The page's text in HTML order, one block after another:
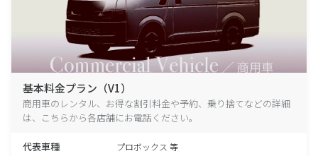
基本料金プラン（V1）
商用車のレンタル、お得な割引料金や予約、乗り捨てなどの詳細
は、こちらから各店舗にお電話ください。
代表車種 プロボックス 等